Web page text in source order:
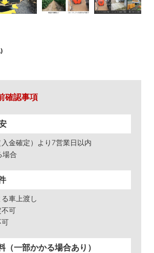
確認事項
入金確定）より7営業日以内
場合
車上渡し
可
（一部かかる場合あり）